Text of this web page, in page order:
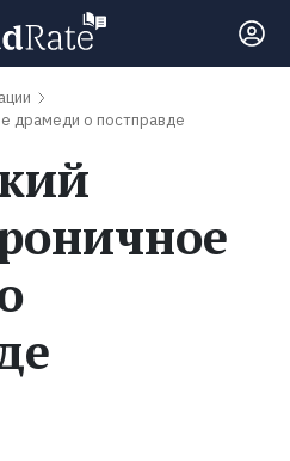
драмеди о постправде